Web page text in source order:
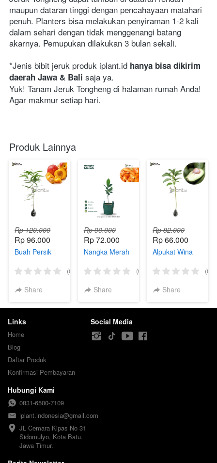
maupun dataran tinggi dengan pencahayaan matahari
penuh. Planters bisa melakukan penyiraman 1-2 kali
dalam sehari dengan tidak menggenangi batang
akarnya. Pemupukan dilakukan 3 bulan sekali.
*Jenis bibit jeruk produk iplant.id hanya bisa dikirim
daerah Jawa & Bali saja ya.
Yuk! Tanam Jeruk Tongheng di halaman rumah Anda!
Agar makmur setiap hari.
Produk Lainnya
Rp 120.000
Rp 96.000
Buah Persik
(0)
Share
Rp 90.000
Rp 72.000
Nangka Merah
(0)
Share
Rp 82.000
Rp 66.000
Alpukat Wina
(0)
Share
Links
Home
Blog
Daftar Produk
Konfirmasi Pembayaran
Social Media
Hubungi Kami
0831-6500-7109
iplant.indonesia@gmail.com
JL Cemara Kipas No 31
Sidomulyo, Kota Batu.
Jawa Timur.